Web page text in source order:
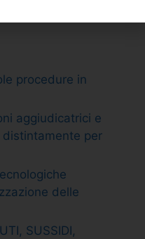
procedure in
aggiudicatrici e
per
delle
SUSSIDI,